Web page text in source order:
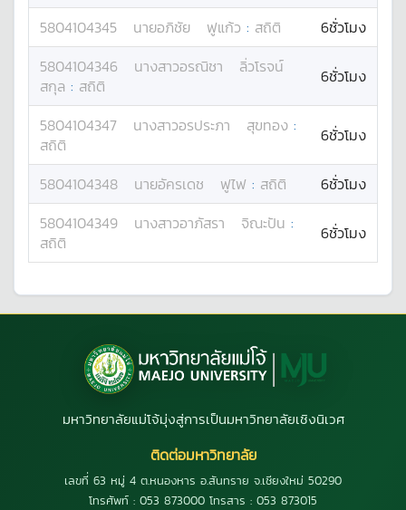
5804104345 นายอภิชัย ฟูแก้ว : สถิติ
6ชั่วโมง
5804104346
นางสาวอรณิชา
ลิ่วโรจน์
สกุล : สถิติ 6ชั่วโมง
5804104347 นางสาวอรประภา สุขทอง :
สถิติ
6ชั่วโมง
5804104348 นายอัครเดช ฟูไฟ : สถิติ
6ชั่วโมง
5804104349
นางสาวอาภัสรา จิณะปัน :
สถิติ
6ชั่วโมง
มหาวิทยาลัยแม่โจ้มุ่งสู่การเป็นมหาวิทยาลัยเชิงนิเวศ
ติดต่อมหาวิทยาลัย
เลขที่ 63 หมู่ 4 ต.หนองหาร อ.สันทราย จ.เชียงใหม่ 50290
โทรศัพท์ : 053 873000 โทรสาร : 053 873015